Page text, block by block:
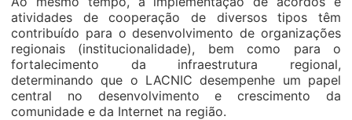
atividades de cooperação de diversos tipos têm
contribuído para o desenvolvimento de organizações
regionais (institucionalidade), bem como para o
fortalecimento da infraestrutura regional,
determinando que o LACNIC desempenhe um papel
central no desenvolvimento e crescimento da
comunidade e da Internet na região.